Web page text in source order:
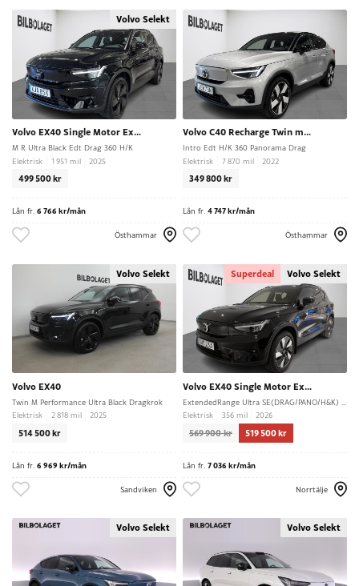
Volvo Selekt
Volvo EX40 Single Motor Extended Range
M R Ultra Black Edt Drag 360 H/K
Elektrisk
1 951 mil 2025
499 500 kr
Lån fr. 6 766 kr/mån
Östhammar
Volvo C40 Recharge Twin motor
Intro Edt H/K 360 Panorama Drag
Elektrisk
7 870 mil 2022
349 800 kr
Lån fr. 4 747 kr/mån
Östhammar
Volvo Selekt
Volvo EX40
Twin M Performance Ultra Black Dragkrok
Elektrisk
2 818 mil 2025
514 500 kr
Lån fr. 6 969 kr/mån
Sandviken
Superdeal Volvo Selekt
Volvo EX40 Single Motor Extended Range
Elektrisk
356 mil 2026
569 900 kr 519 500 kr
Lån fr. 7 036 kr/mån
Norrtälje
Volvo Selekt Volvo Selekt